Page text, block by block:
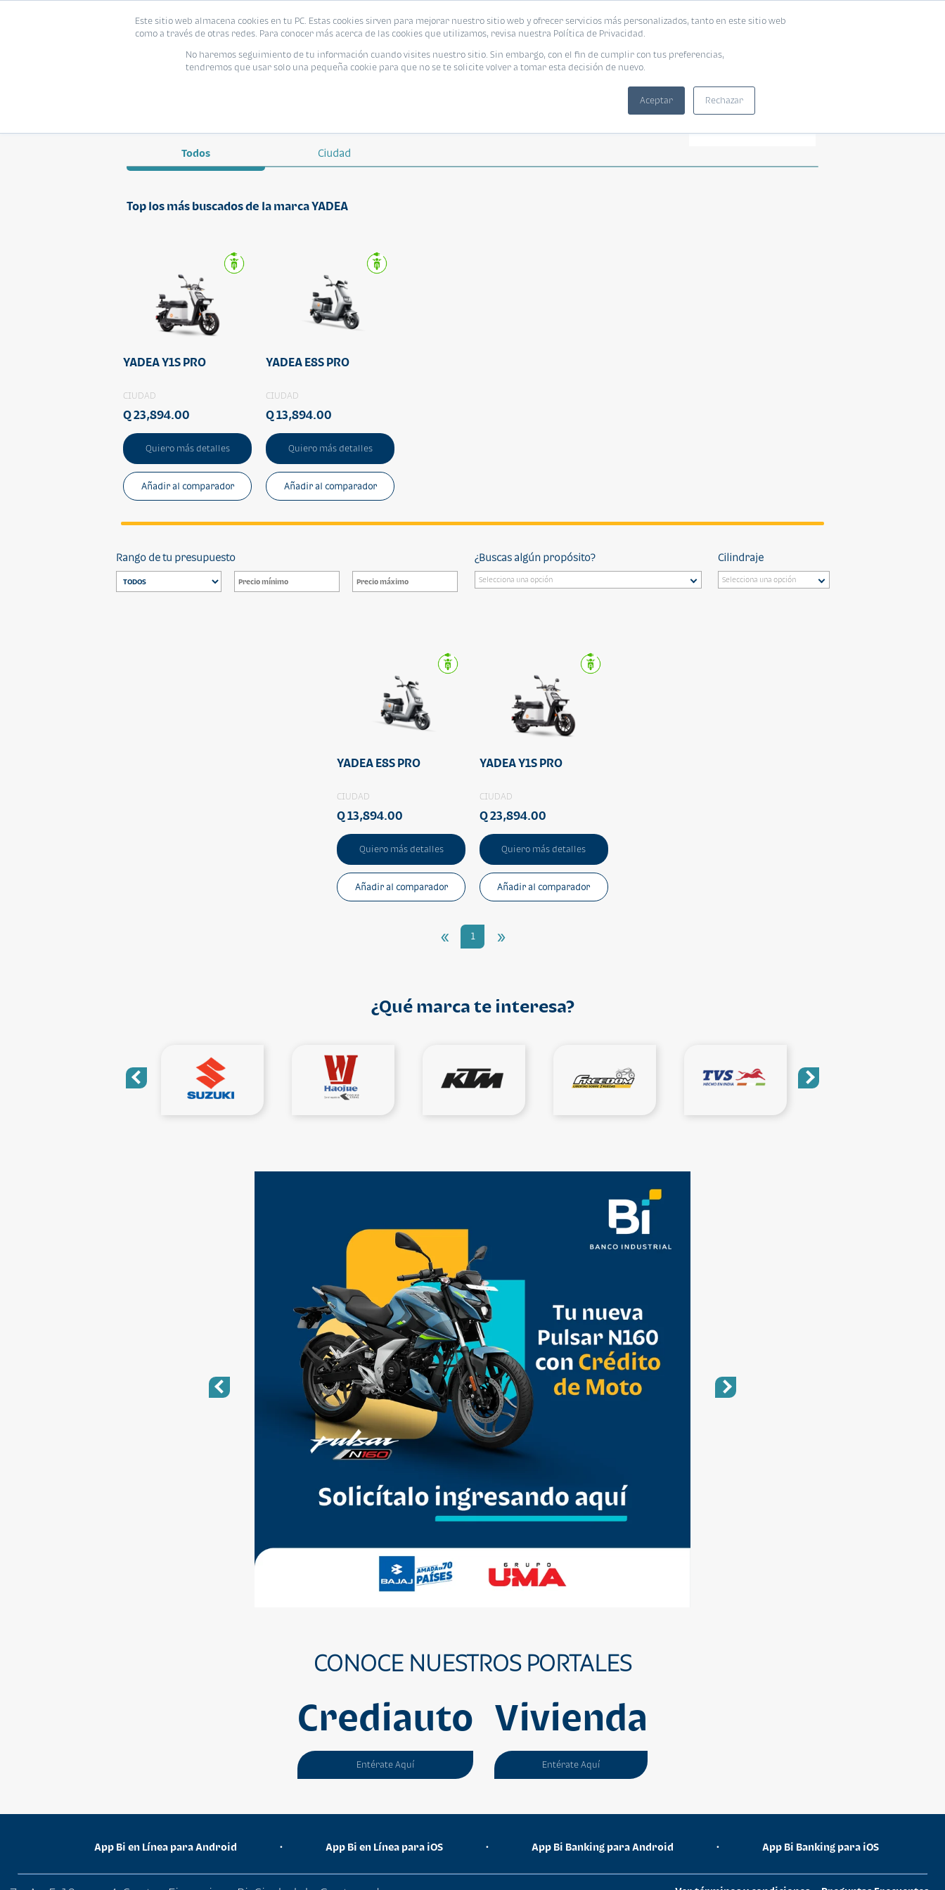
Este sitio web almacena cookies en tu PC. Estas cookies sirven para mejorar nuestro sitio web y ofrecer servicios más personalizados, tanto en este sitio web
como a través de otras redes. Para conocer más acerca de las cookies que utilizamos, revisa nuestra Política de Privacidad.
No haremos seguimiento de tu información cuando visites nuestro sitio. Sin embargo, con el fin de cumplir con tus preferencias,
tendremos que usar solo una pequeña cookie para que no se te solicite volver a tomar esta decisión de nuevo.
Aceptar Rechazar
Todos Ciudad
Top los más buscados de la marca YADEA
YADEA Y1S PRO
CIUDAD
Q 23,894.00
Quiero más detalles
Añadir al comparador
YADEA E8S PRO
CIUDAD
Q 13,894.00
Quiero más detalles
Añadir al comparador
Rango de tu presupuesto ¿Buscas algún propósito? Cilindraje
YADEA E8S PRO
CIUDAD
Q 13,894.00
Quiero más detalles
Añadir al comparador
YADEA Y1S PRO
CIUDAD
Q 23,894.00
Quiero más detalles
Añadir al comparador
« 1 »
¿Qué marca te interesa?
CONOCE NUESTROS PORTALES
Crediauto
Entérate Aquí
Vivienda
Entérate Aquí
App Bi en Línea para Android • App Bi en Línea para iOS • App Bi Banking para Android • App Bi Banking para iOS